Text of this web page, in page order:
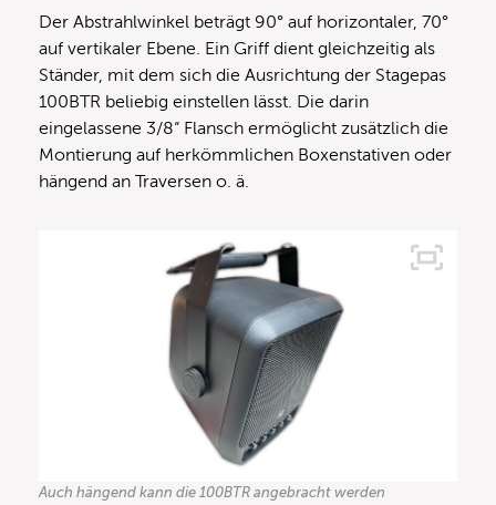
Der Abstrahlwinkel beträgt 90° auf horizontaler, 70°
auf vertikaler Ebene. Ein Griff dient gleichzeitig als
Ständer, mit dem sich die Ausrichtung der Stagepas
100BTR beliebig einstellen lässt. Die darin
eingelassene 3/8“ Flansch ermöglicht zusätzlich die
Montierung auf herkömmlichen Boxenstativen oder
hängend an Traversen o. ä.
Auch hängend kann die 100BTR angebracht werden